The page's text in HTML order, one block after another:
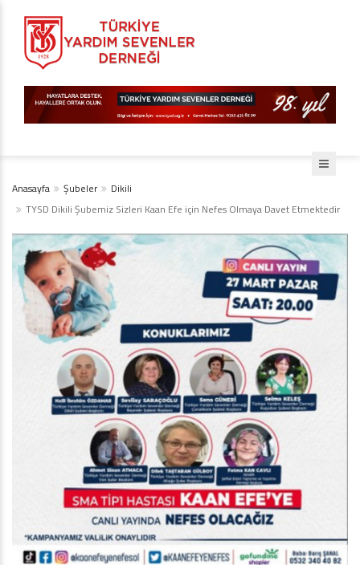
Anasayfa Şubeler
Dikili
TYSD Dikili Şubemiz Sizleri Kaan Efe için Nefes Olmaya Davet Etmektedir